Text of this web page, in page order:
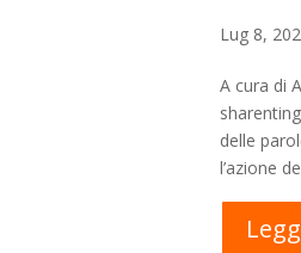
Lug 8,
A cura di
delle
l’azione